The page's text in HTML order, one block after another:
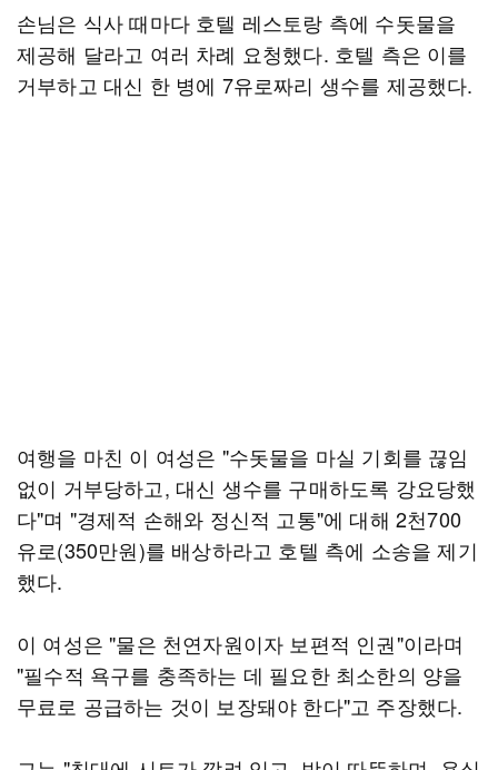
손님은 식사 때마다 호텔 레스토랑 측에 수돗물을
제공해 달라고 여러 차례 요청했다. 호텔 측은 이를
거부하고 대신 한 병에 7유로짜리 생수를 제공했다.
여행을 마친 이 여성은 "수돗물을 마실 기회를 끊임
없이 거부당하고, 대신 생수를 구매하도록 강요당했
다"며 "경제적 손해와 정신적 고통"에 대해 2천700
유로(350만원)를 배상하라고 호텔 측에 소송을 제기
했다.
이 여성은 "물은 천연자원이자 보편적 인권"이라며
"필수적 욕구를 충족하는 데 필요한 최소한의 양을
무료로 공급하는 것이 보장돼야 한다"고 주장했다.